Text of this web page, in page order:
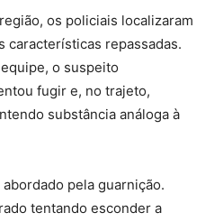
os policiais localizaram
características repassadas.
o suspeito
fugir e, no trajeto,
substância análoga à
pela guarnição.
tentando esconder a